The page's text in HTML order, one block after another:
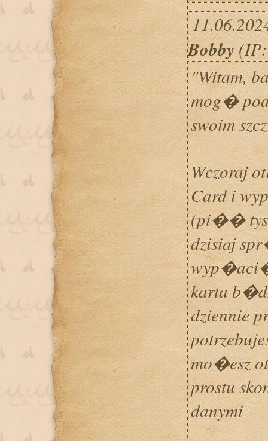
Bobby
"Witam,
mog�
swoim
Wczoraj
Card i
(pi��
dzisiaj
karta
dziennie
mo�esz
prostu
danymi